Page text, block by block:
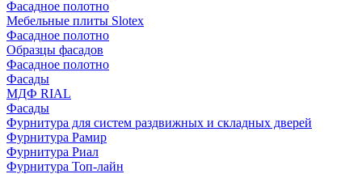
Фасадное полотно
Мебельные плиты Slotex
Фасадное полотно
Образцы фасадов
Фасадное полотно
Фасады
МДФ RIAL
Фасады
Фурнитура для систем раздвижных и складных дверей
Фурнитура Рамир
Фурнитура Риал
Фурнитура Топ-лайн